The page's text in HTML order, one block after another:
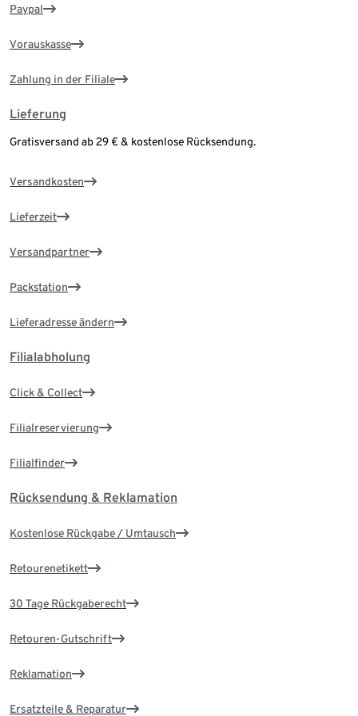
Paypal
Vorauskasse
Zahlung in der Filiale
Lieferung
Gratisversand ab 29 € & kostenlose Rücksendung.
Versandkosten
Lieferzeit
Versandpartner
Packstation
Lieferadresse ändern
Filialabholung
Click & Collect
Filialreservierung
Filialfinder
Rücksendung & Reklamation
Kostenlose Rückgabe / Umtausch
Retourenetikett
30 Tage Rückgaberecht
Retouren-Gutschrift
Reklamation
Ersatzteile & Reparatur